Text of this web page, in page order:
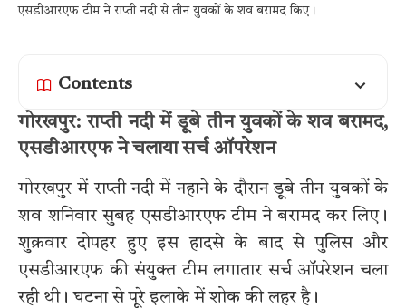
एसडीआरएफ टीम ने राप्ती नदी से तीन युवकों के शव बरामद किए।
Contents
गोरखपुर: राप्ती नदी में डूबे तीन युवकों के शव बरामद,
एसडीआरएफ ने चलाया सर्च ऑपरेशन
गोरखपुर में राप्ती नदी में नहाने के दौरान डूबे तीन युवकों के
शव शनिवार सुबह एसडीआरएफ टीम ने बरामद कर लिए।
शुक्रवार दोपहर हुए इस हादसे के बाद से पुलिस और
एसडीआरएफ की संयुक्त टीम लगातार सर्च ऑपरेशन चला
रही थी। घटना से पूरे इलाके में शोक की लहर है।